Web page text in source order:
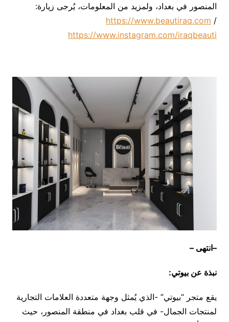
المنصور في بغداد، ولمزيد من المعلومات، يُرجى زيارة:
https://www.beautiraq.com /
https://www.instagram.com/iraqbeauti
–انتهى –
نبذة عن بيوتي:
يقع متجر “بيوتي” -الذي يُمثل وجهة متعددة العلامات التجارية
لمنتجات الجمال- في قلب بغداد في منطقة المنصور، حيث